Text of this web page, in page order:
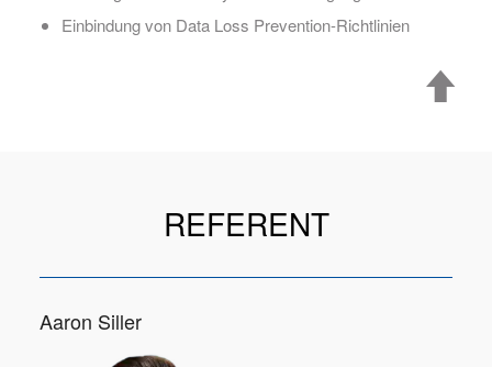
Einbindung von Data Loss Prevention-Richtlinien
REFERENT
Aaron Siller